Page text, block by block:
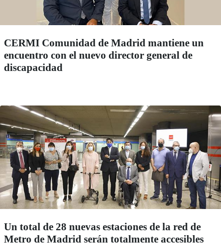
CERMI Comunidad de Madrid mantiene un
encuentro con el nuevo director general de
discapacidad
Un total de 28 nuevas estaciones de la red de
Metro de Madrid serán totalmente accesibles